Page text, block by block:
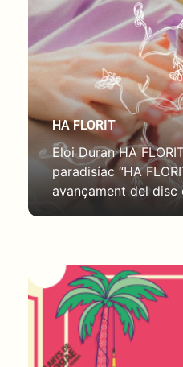
HA FLORIT
Eloi Duran HA
paradisíac “HA
avançament del disc